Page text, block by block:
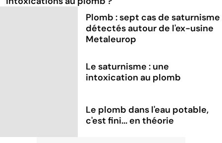
Plomb : sept cas de saturnisme
détectés autour de l'ex-usine
Metaleurop
Le saturnisme : une
intoxication au plomb
Le plomb dans l'eau potable,
c'est fini... en théorie